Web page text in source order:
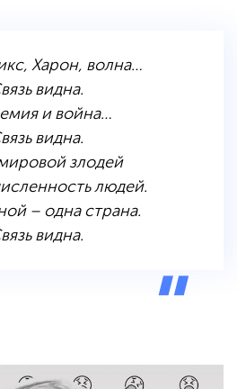
Харон, волна…
видна.
и война…
видна.
злодей
людей.
– одна страна.
видна.